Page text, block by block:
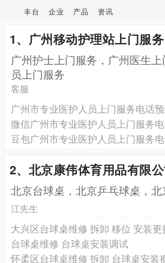
丰台 企业 产品 资讯
1、广州移动护理站上门服务
广州护士上门服务，广州医生
员上门服务
客服
2、北京康伟体育用品有限
北京台球桌，北京乒乓球桌，
江先生
大兴区台球桌维修 拆卸 移位 安装
台球桌维修 台球桌安装调试
怀柔区台球桌维修 拆卸 台球桌安装